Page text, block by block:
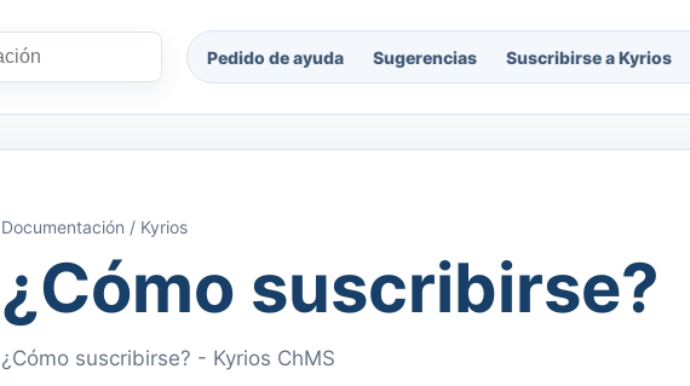
Pedido de ayuda Sugerencias Suscribirse a Kyrios
Documentación / Kyrios
¿Cómo suscribirse?
¿Cómo suscribirse? - Kyrios ChMS